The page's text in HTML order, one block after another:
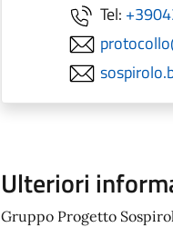
Tel:
Ulteriori
Gruppo Progetto